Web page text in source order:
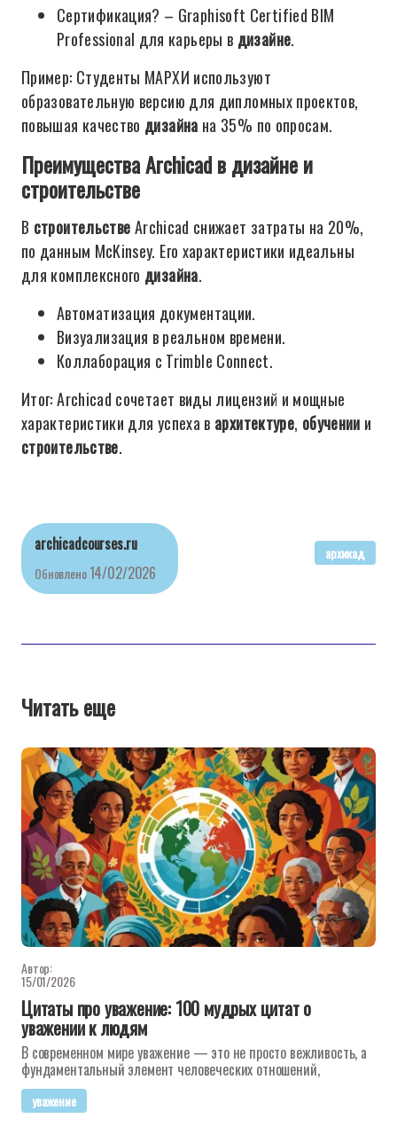
Сертификация? – Graphisoft Certified BIM
Professional для карьеры в дизайне.
Пример: Студенты МАРХИ используют
образовательную версию для дипломных проектов,
повышая качество дизайна на 35% по опросам.
Преимущества Archicad в дизайне и
строительстве
В строительствеArchicad снижает затраты на 20%,
по данным McKinsey. Его характеристики идеальны
для комплексного дизайна.
Автоматизация документации.
Визуализация в реальном времени.
Коллаборация с Trimble Connect.
Итог: Archicad сочетает виды лицензий и мощные
характеристики для успеха в архитектуре, обучении и
строительстве.
archicadcourses.ru
Обновлено14/02/2026
архикад
Читать еще
Автор:
15/01/2026
Цитаты про уважение: 100 мудрых цитат о
уважении к людям
В современном мире уважение — это не просто вежливость, а
фундаментальный элемент человеческих отношений,
уважение